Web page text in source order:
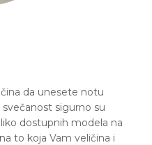
da unesete notu
sigurno su
dostupnih modela na
to koja Vam veličina i